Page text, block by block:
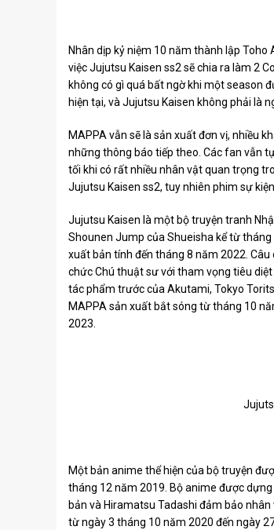
Nhân dịp kỷ niệm 10 năm thành lập Toho
việc Jujutsu Kaisen ss2 sẽ chia ra làm 2
không có gì quá bất ngờ khi một season
hiện tại, và Jujutsu Kaisen không phải là
MAPPA vẫn sẽ là sản xuất đơn vị, nhiều
những thông báo tiếp theo. Các fan vẫn
tối khi có rất nhiều nhân vật quan trọng
Jujutsu Kaisen ss2, tuy nhiên phim sự
Jujutsu Kaisen là một bộ truyện tranh
Shounen Jump của Shueisha kể từ
xuất bản tính đến tháng 8 năm 2022.
chức Chú thuật sư với tham vọng tiêu
tác phẩm trước của Akutami, Tokyo
MAPPA sản xuất bắt sóng từ tháng 10
2023.
Một bản anime thể hiện của bộ truyện
tháng 12 năm 2019. Bộ anime được
bản và Hiramatsu Tadashi đảm bảo
từ ngày 3 tháng 10 năm 2020 đến ngày